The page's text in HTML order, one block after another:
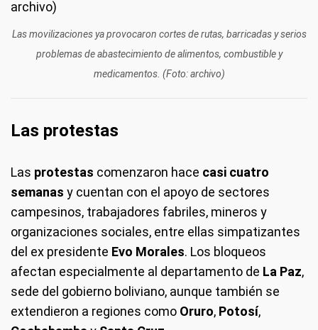
Las movilizaciones ya provocaron cortes de rutas, barricadas y serios
problemas de abastecimiento de alimentos, combustible y
medicamentos. (Foto: archivo)
Las protestas
Las protestas comenzaron hace casi cuatro
semanas y cuentan con el apoyo de sectores
campesinos, trabajadores fabriles, mineros y
organizaciones sociales, entre ellas simpatizantes
del ex presidente Evo Morales. Los bloqueos
afectan especialmente al departamento de La Paz,
sede del gobierno boliviano, aunque también se
extendieron a regiones como Oruro, Potosí,